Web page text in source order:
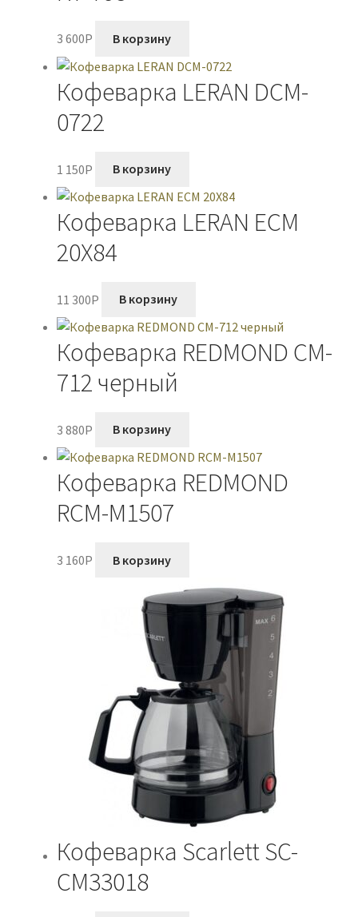
3 600P В корзину
Кофеварка LERAN DCM-
0722
1 150P В корзину
Кофеварка LERAN ECM
20X84
11 300P В корзину
Кофеварка REDMOND CM-
712 черный
3 880P В корзину
Кофеварка REDMOND
RCM-M1507
3 160P В корзину
Кофеварка Scarlett SC-
CM33018